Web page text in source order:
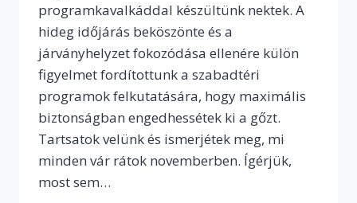
programkavalkáddal készültünk nektek. A
hideg időjárás beköszönte és a
járványhelyzet fokozódása ellenére külön
figyelmet fordítottunk a szabadtéri
programok felkutatására, hogy maximális
biztonságban engedhessétek ki a gőzt.
Tartsatok velünk és ismerjétek meg, mi
minden vár rátok novemberben. Ígérjük,
most sem…